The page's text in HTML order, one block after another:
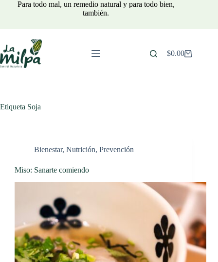
Para todo mal, un remedio natural y para todo bien,
también.
Carro
$0.00
Etiqueta Soja
Bienestar, Nutrición, Prevención
Miso: Sanarte comiendo